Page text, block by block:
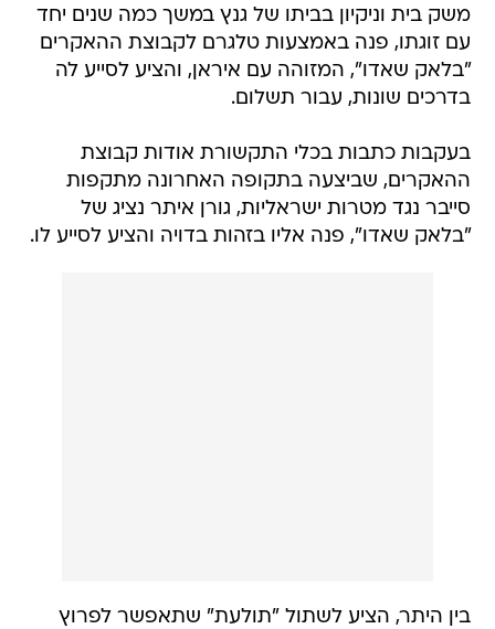
משק בית וניקיון בביתו של גנץ במשך כמה שנים יחד
עם זוגתו, פנה באמצעות טלגרם לקבוצת ההאקרים
"בלאק שאדו", המזוהה עם איראן, והציע לסייע לה
בדרכים שונות, עבור תשלום.
בעקבות כתבות בכלי התקשורת אודות קבוצת
ההאקרים, שביצעה בתקופה האחרונה מתקפות
סייבר נגד מטרות ישראליות, גורן איתר נציג של
"בלאק שאדו", פנה אליו בזהות בדויה והציע לסייע לו.
בין היתר, הציע לשתול "תולעת" שתאפשר לפרוץ